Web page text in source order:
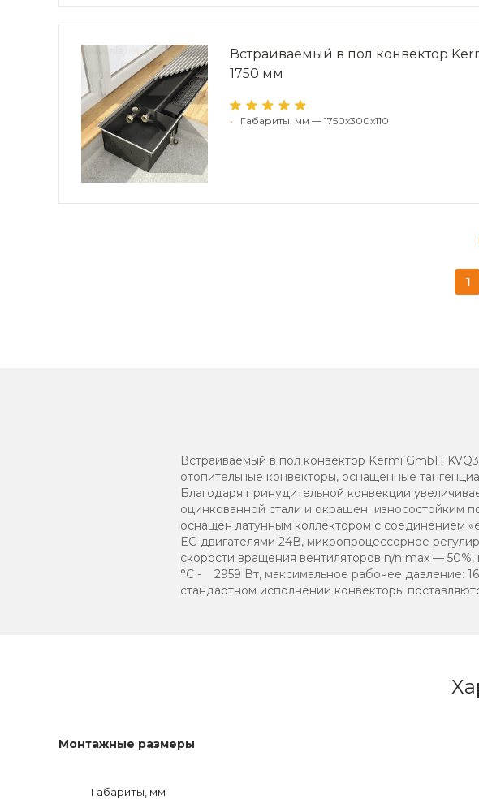
Встраиваемый в пол конвектор
1750 мм
• Габариты, мм — 1750x300x110
1
Встраиваемый в пол конвектор Kermi GmbH
отопительные конвекторы, оснащенные
Благодаря принудительной конвекции
оцинкованной стали и окрашен износостойким
оснащен латунным коллектором с соединением
EC-двигателями 24В, микропроцессорное
скорости вращения вентиляторов n/n max —
°C - 2959 Вт, максимальное рабочее давление:
стандартном исполнении конвекторы
Монтажные размеры
Габариты, мм